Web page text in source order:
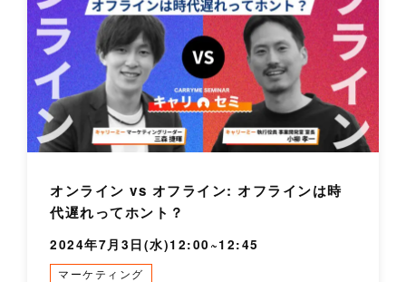
オンライン vs オフライン: オフラインは時
代遅れってホント？
2024年7月3日(水)12:00~12:45
マーケティング